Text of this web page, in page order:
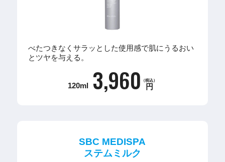
べたつきなくサラッとした使用感で肌にうるおい
とツヤを与える。
120ml 3,960 （税込）
円
SBC MEDISPA
ステムミルク